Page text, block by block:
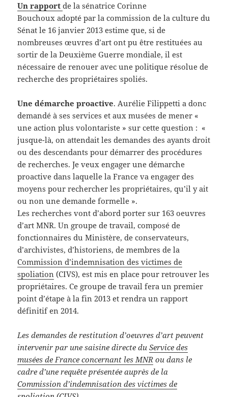
Un rapportde la sénatrice Corinne
Bouchoux adopté par la commission de la culture du
Sénat le 16 janvier 2013 estime que, si de
nombreuses œuvres d’art ont pu être restituées au
sortir de la Deuxième Guerre mondiale, il est
nécessaire de renouer avec une politique résolue de
recherche des propriétaires spoliés.
Une démarche proactive. Aurélie Filippetti a donc
demandé à ses services et aux musées de mener «
une action plus volontariste » sur cette question : «
jusque-là, on attendait les demandes des ayants droit
ou des descendants pour démarrer des procédures
de recherches. Je veux engager une démarche
proactive dans laquelle la France va engager des
moyens pour rechercher les propriétaires, qu’il y ait
ou non une demande formelle ».
Les recherches vont d’abord porter sur 163 oeuvres
d’art MNR. Un groupe de travail, composé de
fonctionnaires du Ministère, de conservateurs,
d’archivistes, d’historiens, de membres de la
Commission d’indemnisation des victimes de
spoliation (CIVS), est mis en place pour retrouver les
propriétaires. Ce groupe de travail fera un premier
point d’étape à la fin 2013 et rendra un rapport
définitif en 2014.
Les demandes de restitution d’oeuvres d’art peuvent
intervenir par une saisine directe duService des
musées de France concernant les MNR ou dans le
cadre d’une requête présentée auprès de la
Commission d’indemnisation des victimes de